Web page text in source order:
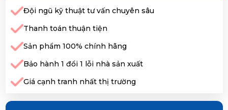
Đội ngũ kỹ thuật tư vấn chuyên sâu
Thanh toán thuận tiện
Sản phẩm 100% chính hãng
Bảo hành 1 đổi 1 lỗi nhà sản xuất
Giá cạnh tranh nhất thị trường